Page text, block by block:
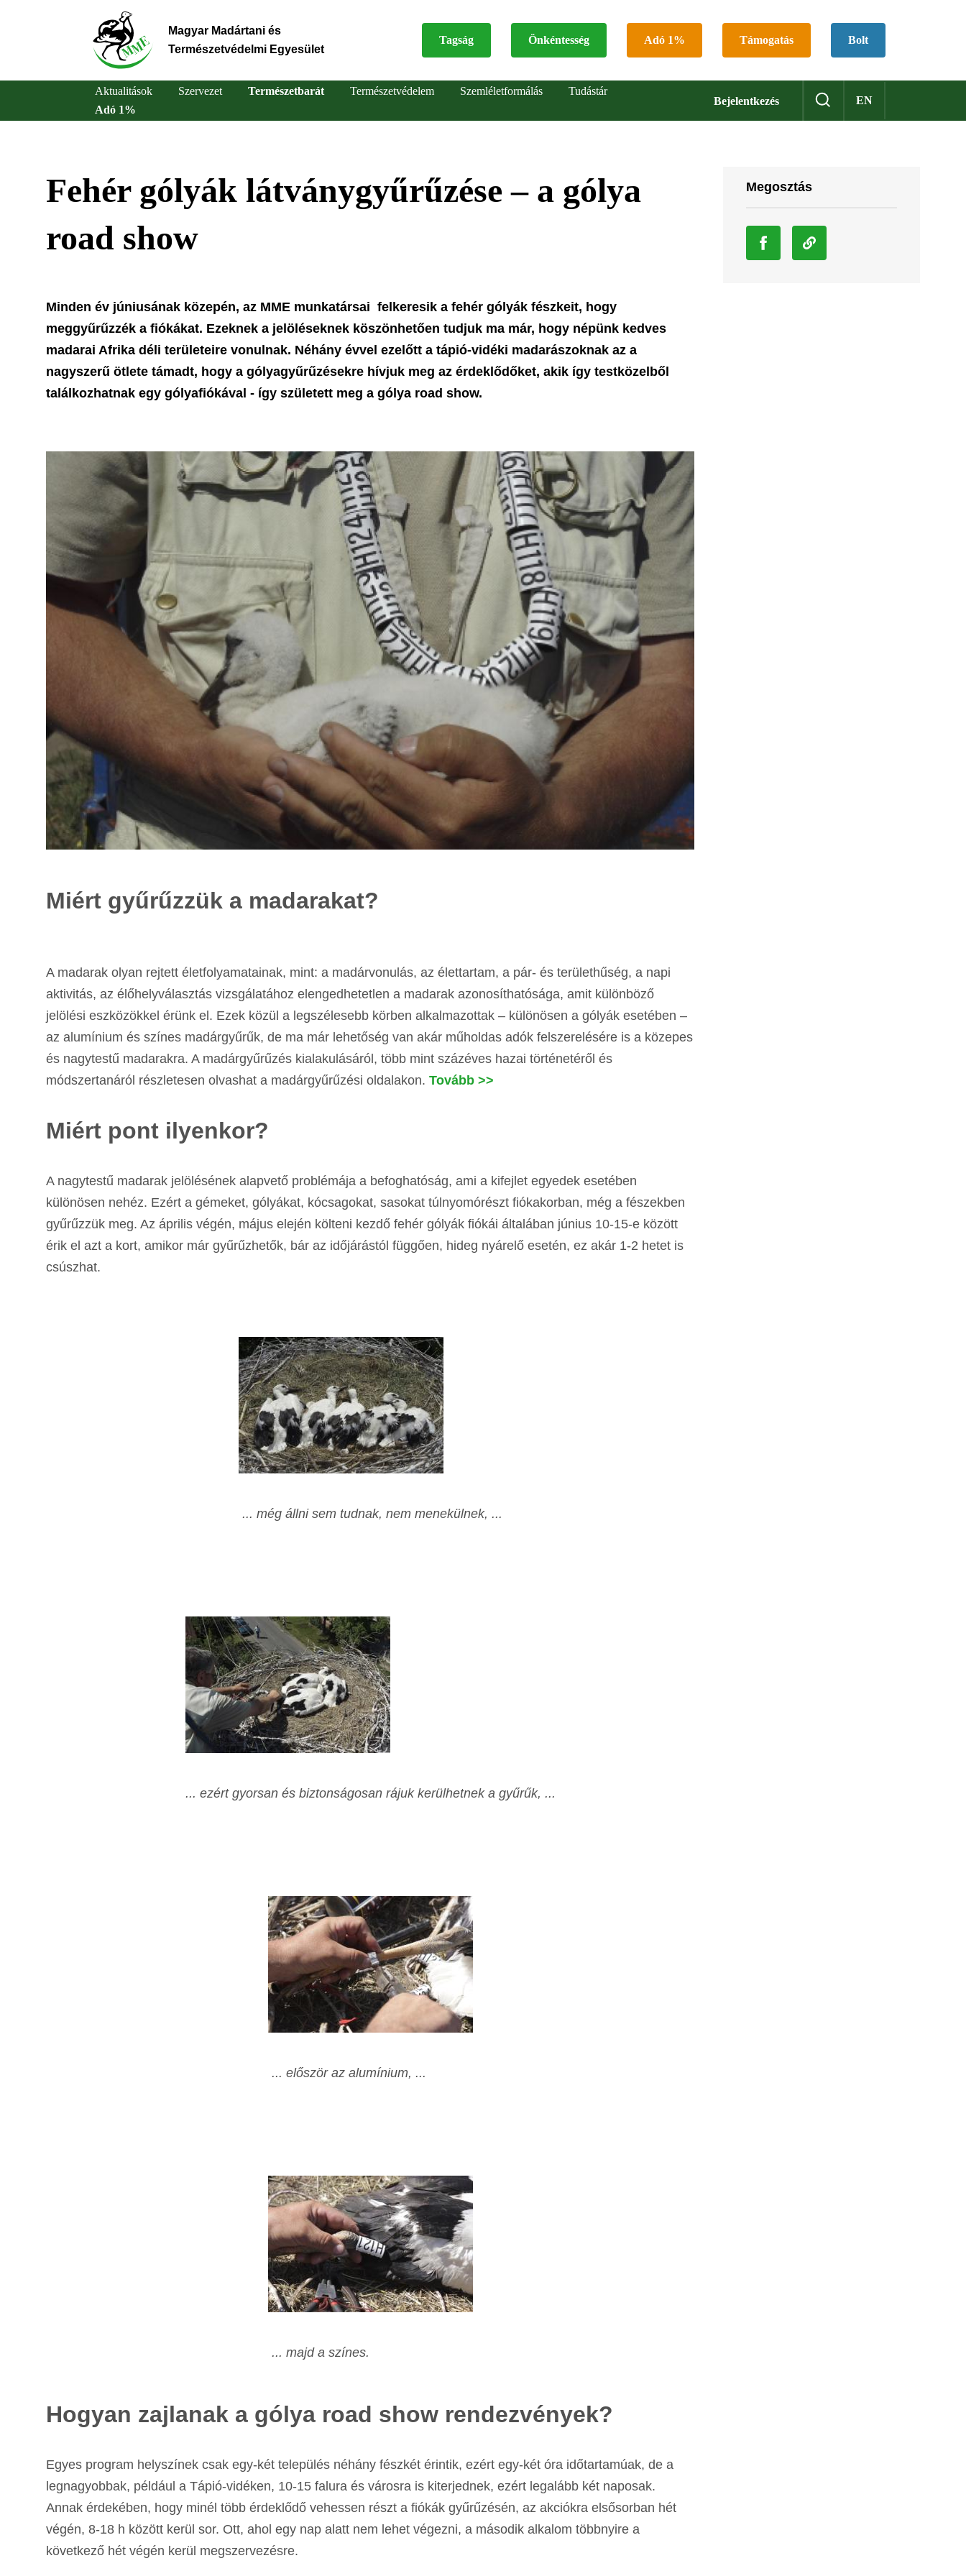
Magyar Madártani és
Természetvédelmi Egyesület
Top
Tagság Önkéntesség Adó 1% Támogatás Bolt
Bejelentkezés EN
Main
Aktualitások Szervezet Természetbarát Természetvédelem Szemléletformálás
Tudástár
Adó 1%
Fehér gólyák látványgyűrűzése – a gólya
road show
Minden év júniusának közepén, az MME munkatársai felkeresik a fehér gólyák fészkeit, hogy
meggyűrűzzék a fiókákat. Ezeknek a jelöléseknek köszönhetően tudjuk ma már, hogy népünk kedves
madarai Afrika déli területeire vonulnak. Néhány évvel ezelőtt a tápió-vidéki madarászoknak az a
nagyszerű ötlete támadt, hogy a gólyagyűrűzésekre hívjuk meg az érdeklődőket, akik így testközelből
találkozhatnak egy gólyafiókával - így született meg a gólya road show.
Miért gyűrűzzük a madarakat?
A madarak olyan rejtett életfolyamatainak, mint: a madárvonulás, az élettartam, a pár- és területhűség, a napi
aktivitás, az élőhelyválasztás vizsgálatához elengedhetetlen a madarak azonosíthatósága, amit különböző
jelölési eszközökkel érünk el. Ezek közül a legszélesebb körben alkalmazottak – különösen a gólyák esetében –
az alumínium és színes madárgyűrűk, de ma már lehetőség van akár műholdas adók felszerelésére is a közepes
és nagytestű madarakra. A madárgyűrűzés kialakulásáról, több mint százéves hazai történetéről és
módszertanáról részletesen olvashat a madárgyűrűzési oldalakon. Tovább >>
Miért pont ilyenkor?
A nagytestű madarak jelölésének alapvető problémája a befoghatóság, ami a kifejlet egyedek esetében
különösen nehéz. Ezért a gémeket, gólyákat, kócsagokat, sasokat túlnyomórészt fiókakorban, még a fészekben
gyűrűzzük meg. Az április végén, május elején költeni kezdő fehér gólyák fiókái általában június 10-15-e között
érik el azt a kort, amikor már gyűrűzhetők, bár az időjárástól függően, hideg nyárelő esetén, ez akár 1-2 hetet is
csúszhat.
... még állni sem tudnak, nem menekülnek, ...
... ezért gyorsan és biztonságosan rájuk kerülhetnek a gyűrűk, ...
... először az alumínium, ...
... majd a színes.
Hogyan zajlanak a gólya road show rendezvények?
Egyes program helyszínek csak egy-két település néhány fészkét érintik, ezért egy-két óra időtartamúak, de a
legnagyobbak, például a Tápió-vidéken, 10-15 falura és városra is kiterjednek, ezért legalább két naposak.
Annak érdekében, hogy minél több érdeklődő vehessen részt a fiókák gyűrűzésén, az akciókra elsősorban hét
végén, 8-18 h között kerül sor. Ott, ahol egy nap alatt nem lehet végezni, a második alkalom többnyire a
következő hét végén kerül megszervezésre.
Megosztás